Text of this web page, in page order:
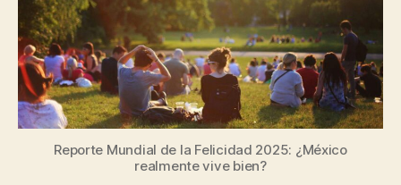
Reporte Mundial de la Felicidad 2025: ¿México
realmente vive bien?